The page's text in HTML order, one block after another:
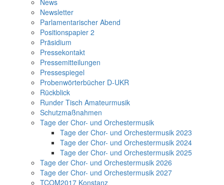
News
Newsletter
Parlamentarischer Abend
Positionspapier 2
Präsidium
Pressekontakt
Pressemitteilungen
Pressespiegel
Probenwörterbücher D-UKR
Rückblick
Runder Tisch Amateurmusik
Schutzmaßnahmen
Tage der Chor- und Orchestermusik
Tage der Chor- und Orchestermusik 2023
Tage der Chor- und Orchestermusik 2024
Tage der Chor- und Orchestermusik 2025
Tage der Chor- und Orchestermusik 2026
Tage der Chor- und Orchestermusik 2027
TCOM2017 Konstanz